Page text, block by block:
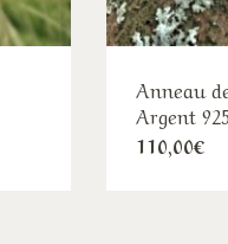
Anneau
Argent
110,00€